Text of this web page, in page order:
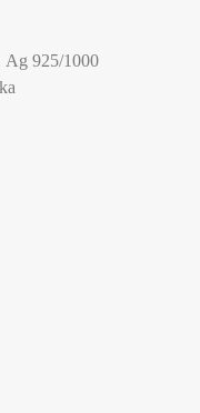
Ag 925/1000